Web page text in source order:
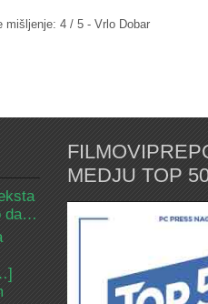
mišljenje: 4 / 5 - Vrlo Dobar
da…
MEDJU TOP